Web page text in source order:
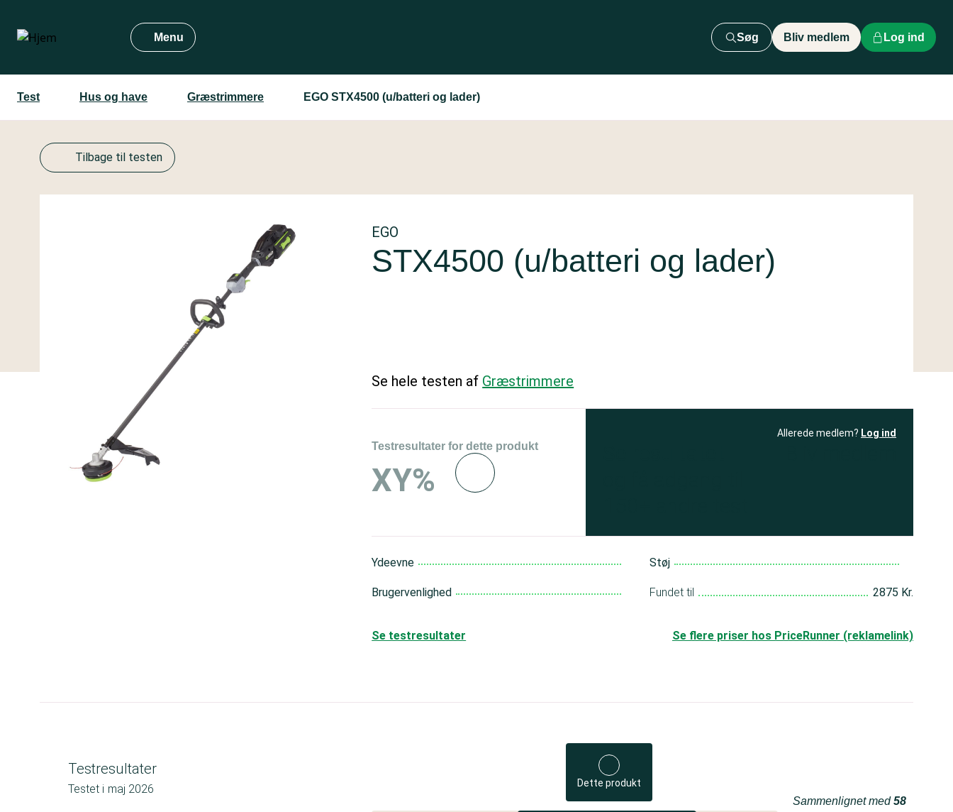
hovedindhold
Menu Søg Bliv medlem Log ind
Test Hus og have Græstrimmere EGO STX4500 (u/batteri og lader)
Tilbage til testen
EGO
STX4500 (u/batteri og lader)
Se hele testen af Græstrimmere
Testresultater for dette produkt
XY%
Allerede medlem? Log ind
Ydeevne
Brugervenlighed
Støj
Fundet til 2875 Kr.
Se flere priser hos PriceRunner (reklamelink)
Se testresultater
Testresultater
Testet i maj 2026 Dette produkt
Sammenlignet med58